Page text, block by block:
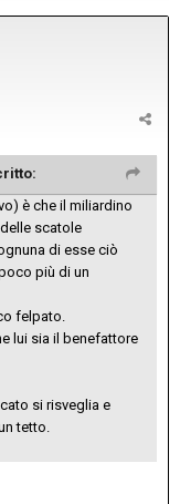
è che il miliardino
scatole
di esse ciò
più di un
felpato.
lui sia il benefattore
si risveglia e
tetto.